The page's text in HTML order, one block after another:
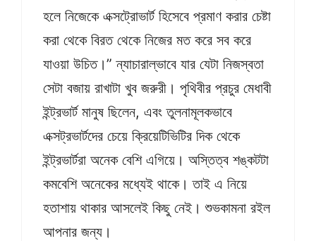
হলে নিজেকে এক্সট্রোভার্ট হিসেবে প্রমাণ করার চেষ্টা
করা থেকে বিরত থেকে নিজের মত করে সব করে
যাওয়া উচিত।” ন্যাচারাল্ভাবে যার যেটা নিজস্বতা
সেটা বজায় রাখাটা খুব জরুরী। পৃথিবীর প্রচুর মেধাবী
ইন্ট্রভার্ট মানুষ ছিলেন, এবং তুলনামূলকভাবে
এক্সট্রভার্টদের চেয়ে ক্রিয়েটিভিটির দিক থেকে
ইন্ট্রভার্টরা অনেক বেশি এগিয়ে। অস্তিত্ব শঙ্কটটা
কমবেশি অনেকের মধ্যেই থাকে। তাই এ নিয়ে
হতাশায় থাকার আসলেই কিছু নেই। শুভকামনা রইল
আপনার জন্য।